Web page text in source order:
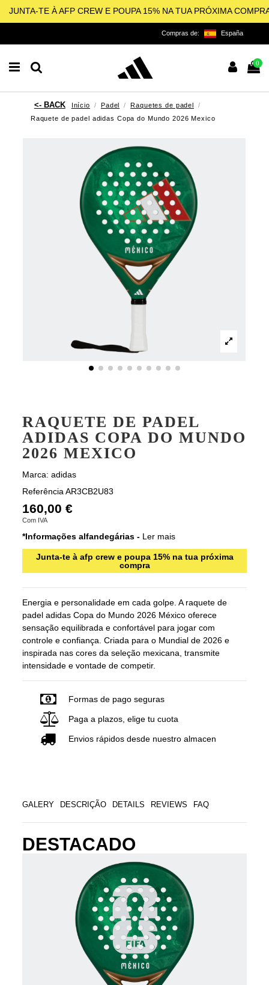
JUNTA-TE À AFP CREW E POUPA 15% NA TUA PRÓXIMA
Compras de: España
0
Início Padel
Raquetes de padel
Raquete de padel adidas Copa do Mundo 2026 Mexico
RAQUETE DE PADEL
ADIDAS COPA DO MUNDO
2026 MEXICO
Marca: adidas
Referência AR3CB2U83
160,00 €
Com IVA
*Informações alfandegárias - Ler mais
Junta-te à afp crew e poupa 15% na tua próxima
compra
Energia e personalidade em cada golpe. A raquete de
padel adidas Copa do Mundo 2026 México oferece
sensação equilibrada e confortável para jogar com
controle e confiança. Criada para o Mundial de 2026 e
inspirada nas cores da seleção mexicana, transmite
intensidade e vontade de competir.
Formas de pago seguras
Paga a plazos, elige tu cuota
Envios rápidos desde nuestro almacen
GALERY DESCRIÇÃO DETAILS REVIEWS FAQ
DESTACADO